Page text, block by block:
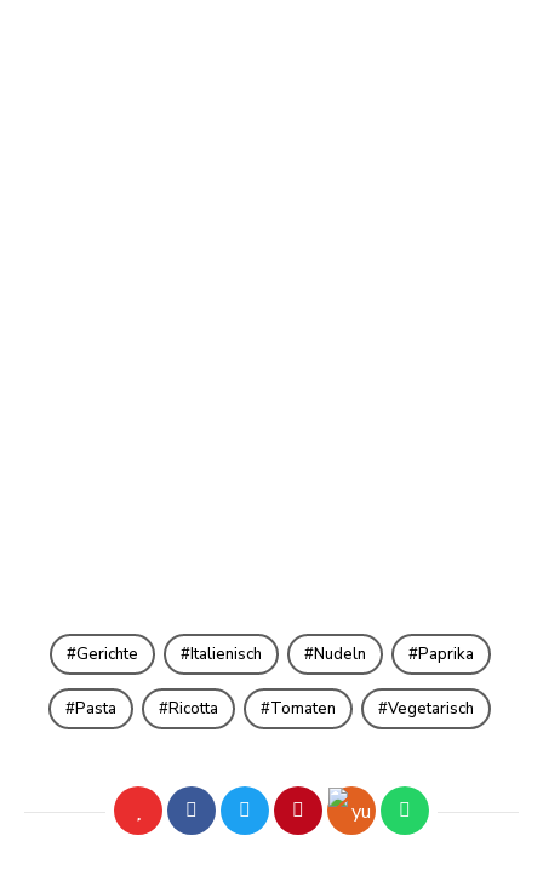
Gerichte Italienisch Nudeln Paprika
Pasta Ricotta Tomaten Vegetarisch